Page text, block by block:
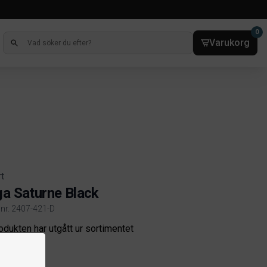
Varukorg
0
Saturne Black
2407-421-D
information
har utgått ur sortimentet